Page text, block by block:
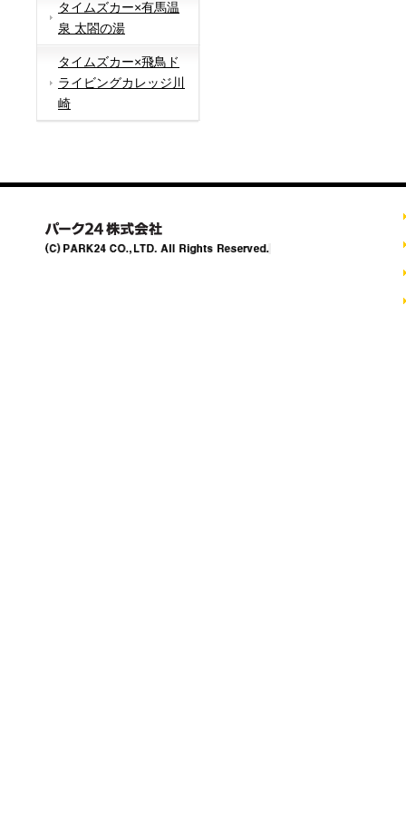
タイムズカー×有馬温
泉 太閤の湯
タイムズカー×飛鳥ド
ライビングカレッジ川
崎